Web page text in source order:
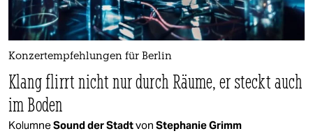
Konzertempfehlungen für Berlin
Klang flirrt nicht nur durch Räume, er steckt auch
im Boden
KolumneSound der Stadtvon Stephanie Grimm